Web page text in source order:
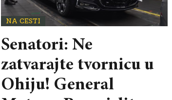
NA CESTI
Senatori: Ne
zatvarajte tvornicu u
Ohiju! General